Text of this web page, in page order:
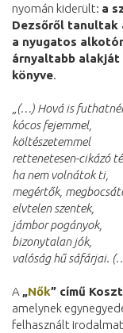
nyomán kiderült: a
Dezsőről tanultak
a nyugatos
árnyaltabb
könyve.
„(…) Hová is
kócos fejemmel,
költészetemmel
rettenetesen-cikázó
ha nem volnátok ti,
megértők,
elvtelen szentek,
jámbor pogányok,
bizonytalan jók,
valóság hű sáfárjai.
A „Nők” című
amelynek
felhasznált